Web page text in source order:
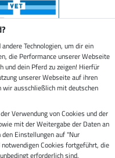
Vorkasse
Technologien, um dir ein
die Performance unserer Webseite
und dein Pferd zu zeigen! Hierfür
unserer Webseite auf ihren
wir ausschließlich mit deutschen
Verwendung von Cookies und der
mit der Weitergabe der Daten an
Einstellungen auf "Nur
Cookies fortgeführt, die
erforderlich sind.